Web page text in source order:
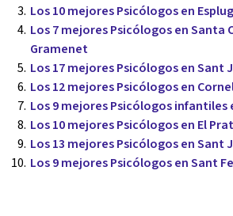
Los 10 mejores Psicólogos en
Los 7 mejores Psicólogos en Santa
Gramenet
Los 17 mejores Psicólogos en Sant
Los 12 mejores Psicólogos en
Los 9 mejores Psicólogos infantiles
Los 10 mejores Psicólogos en El
Los 13 mejores Psicólogos en Sant
Los 9 mejores Psicólogos en Sant